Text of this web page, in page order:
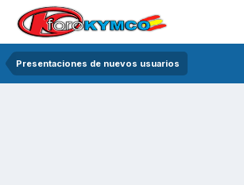
Presentaciones de nuevos usuarios